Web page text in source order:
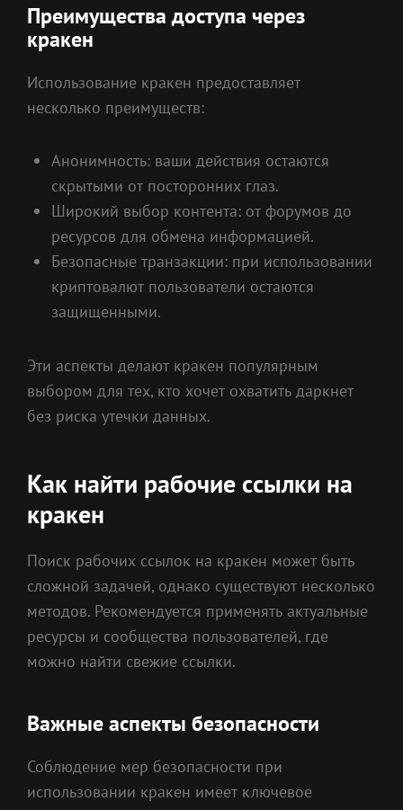
Преимущества доступа через
кракен
Использование кракен предоставляет
несколько преимуществ:
Анонимность: ваши действия остаются
скрытыми от посторонних глаз.
Широкий выбор контента: от форумов до
ресурсов для обмена информацией.
Безопасные транзакции: при использовании
криптовалют пользователи остаются
защищенными.
Эти аспекты делают кракен популярным
выбором для тех, кто хочет охватить даркнет
без риска утечки данных.
Как найти рабочие ссылки на
кракен
Поиск рабочих ссылок на кракен может быть
сложной задачей, однако существуют несколько
методов. Рекомендуется применять актуальные
ресурсы и сообщества пользователей, где
можно найти свежие ссылки.
Важные аспекты безопасности
Соблюдение мер безопасности при
использовании кракен имеет ключевое